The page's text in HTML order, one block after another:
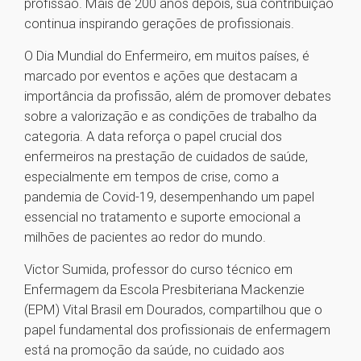
profissão. Mais de 200 anos depois, sua contribuição
continua inspirando gerações de profissionais.
O Dia Mundial do Enfermeiro, em muitos países, é
marcado por eventos e ações que destacam a
importância da profissão, além de promover debates
sobre a valorização e as condições de trabalho da
categoria. A data reforça o papel crucial dos
enfermeiros na prestação de cuidados de saúde,
especialmente em tempos de crise, como a
pandemia de Covid-19, desempenhando um papel
essencial no tratamento e suporte emocional a
milhões de pacientes ao redor do mundo.
Victor Sumida, professor do curso técnico em
Enfermagem da Escola Presbiteriana Mackenzie
(EPM) Vital Brasil em Dourados, compartilhou que o
papel fundamental dos profissionais de enfermagem
está na promoção da saúde, no cuidado aos